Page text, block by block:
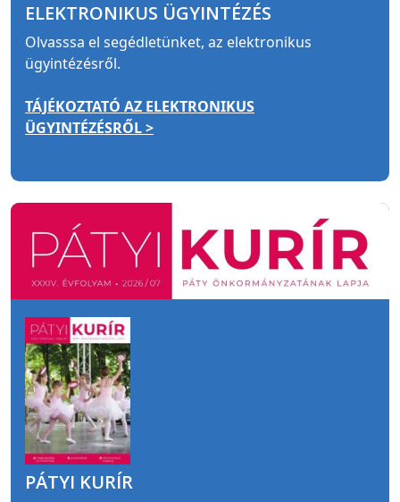
ELEKTRONIKUS ÜGYINTÉZÉS
Olvasssa el segédletünket, az elektronikus
ügyintézésről.
TÁJÉKOZTATÓ AZ ELEKTRONIKUS
ÜGYINTÉZÉSRŐL >
PÁTYI KURÍR